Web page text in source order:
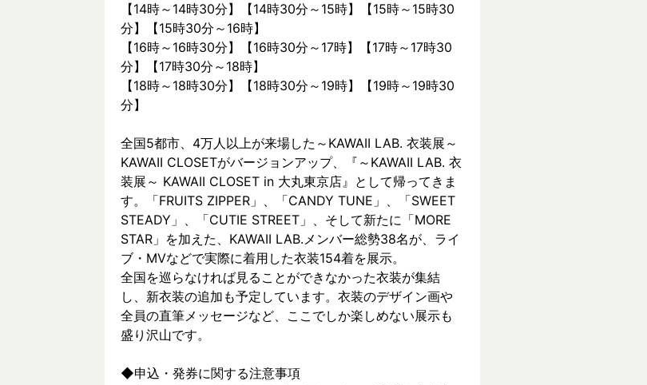
【14時～14時30分】【14時30分～15時】【15時～15時30
分】【15時30分～16時】
【16時～16時30分】【16時30分～17時】【17時～17時30
分】【17時30分～18時】
【18時～18時30分】【18時30分～19時】【19時～19時30
分】
全国5都市、4万⼈以上が来場した～KAWAII LAB. 衣装展～
KAWAII CLOSETがバージョンアップ、『～KAWAII LAB. 衣
装展～ KAWAII CLOSET in 大丸東京店』として帰ってきま
す。「FRUITS ZIPPER」、「CANDY TUNE」、「SWEET
STEADY」、「CUTIE STREET」、そして新たに「MORE
STAR」を加えた、KAWAII LAB.メンバー総勢38名が、ライ
ブ・MVなどで実際に着⽤した衣装154着を展示。
全国を巡らなければ見ることができなかった衣装が集結
し、新⾐装の追加も予定しています。衣装のデザイン画や
全員の直筆メッセージなど、ここでしか楽しめない展示も
盛り沢山です。
◆申込・発券に関する注意事項